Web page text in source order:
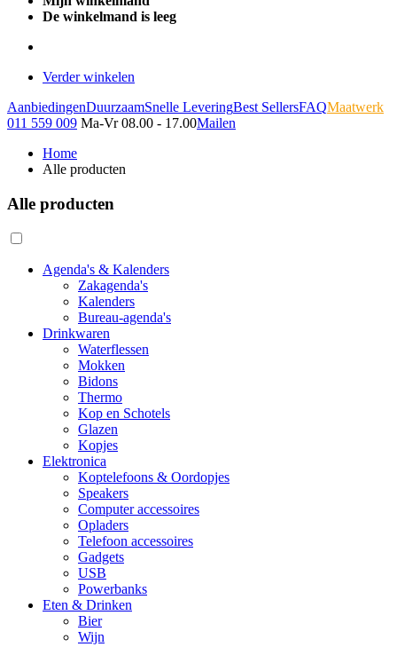
De winkelmand is leeg
Verder winkelen
AanbiedingenDuurzaamSnelle LeveringBest SellersFAQMaatwerk
011 559 009 Ma-Vr 08.00 - 17.00Mailen
Home
Alle producten
Alle producten
Agenda's & Kalenders
Zakagenda's
Kalenders
Bureau-agenda's
Drinkwaren
Waterflessen
Mokken
Bidons
Thermo
Kop en Schotels
Glazen
Kopjes
Elektronica
Koptelefoons & Oordopjes
Speakers
Computer accessoires
Opladers
Telefoon accessoires
Gadgets
USB
Powerbanks
Eten & Drinken
Bier
Wijn